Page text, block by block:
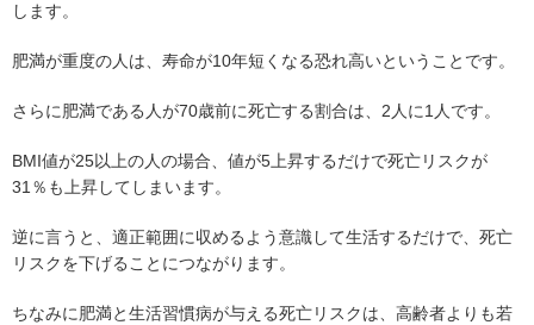
します。
肥満が重度の人は、寿命が10年短くなる恐れ高いということです。
さらに肥満である人が70歳前に死亡する割合は、2人に1人です。
BMI値が25以上の人の場合、値が5上昇するだけで死亡リスクが
31％も上昇してしまいます。
逆に言うと、適正範囲に収めるよう意識して生活するだけで、死亡
リスクを下げることにつながります。
ちなみに肥満と生活習慣病が与える死亡リスクは、高齢者よりも若